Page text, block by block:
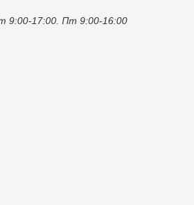
9:00-17:00. Пт 9:00-16:00